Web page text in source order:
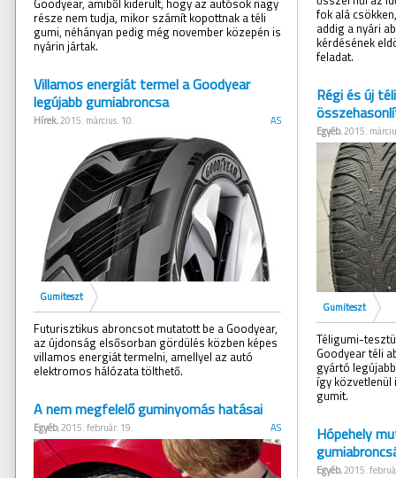
Goodyear, amiből kiderült, hogy az autósok nagy
része nem tudja, mikor számít kopottnak a téli
gumi, néhányan pedig még november közepén is
nyárin jártak.
Villamos energiát termel a Goodyear
legújabb gumiabroncsa
Hírek, 2015. március. 10. AS
Gumiteszt
Futurisztikus abroncsot mutatott be a Goodyear,
az újdonság elsősorban gördülés közben képes
villamos energiát termelni, amellyel az autó
elektromos hálózata tölthető.
A nem megfelelő guminyomás hatásai
Egyéb, 2015. február. 19. AS
fok alá
addig a nyári
kérdésének
feladat.
Régi és új
Egyéb, 2015.
Gumiteszt
Téligumi-
Goodyear téli
gyártó
így
gumit.
Hópehely
Egyéb, 2015.